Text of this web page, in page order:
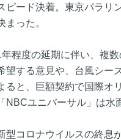
ピード決着。東京パラリ
まった。
年程度の延期に伴い、複
望する意見や、台風シー
ると、巨額契約で国際オ
「NBCユニバーサル」は水
型コロナウイルスの終息